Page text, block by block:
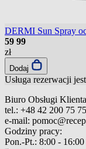
DERMI Sun Spray
59 99
zł
Dodaj
Usługa rezerwacji
Biuro Obsługi Klienta
tel.: +48 42 200 75 75
e-mail:
Godziny pracy:
Pon.-Pt.: 8:00 - 16:00